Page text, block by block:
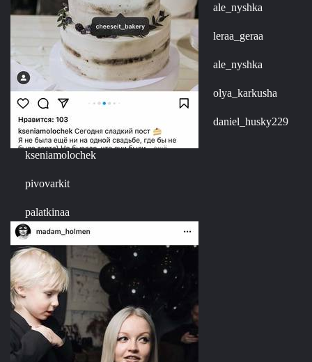
kseniamolochek
pivovarkit
palatkinaa
ale_nyshka
leraa_geraa
ale_nyshka
olya_karkusha
daniel_husky229